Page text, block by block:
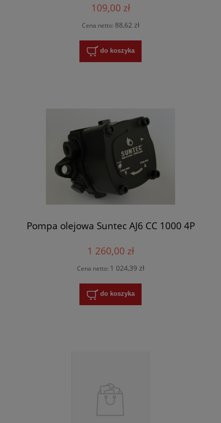
109,00 zł
Cena netto: 88,62 zł
do koszyka
Pompa olejowa Suntec AJ6 CC 1000 4P
1 260,00 zł
Cena netto: 1 024,39 zł
do koszyka